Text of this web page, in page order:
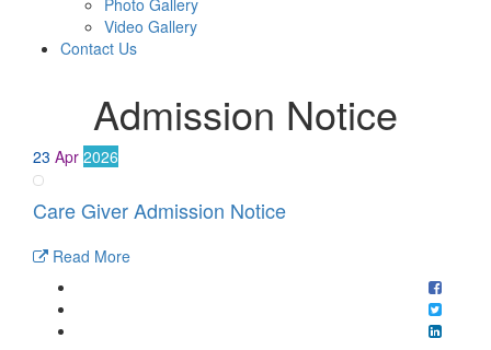
Photo Gallery
Video Gallery
Contact Us
Admission Notice
23 Apr 2026
Care Giver Admission Notice
Read More